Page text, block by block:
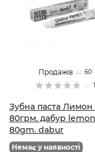
1
Продажів 60
Зубна паста Лимон
80грм. дабур
80gm. dabur
Немає у наявності